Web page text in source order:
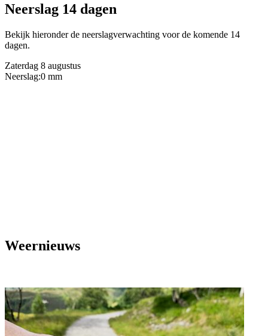
Neerslag 14 dagen
Bekijk hieronder de neerslagverwachting voor de komende 14
dagen.
Zaterdag 8 augustus
Neerslag:0 mm
Weernieuws